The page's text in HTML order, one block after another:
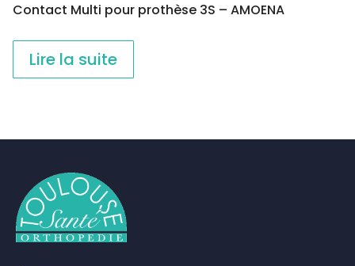
Contact Multi pour prothèse 3S – AMOENA
Lire la suite